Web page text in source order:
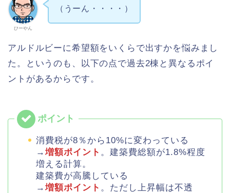
ひーやん
（うーん・・・・）
アルドルビーに希望額をいくらで出すかを悩みまし
た。というのも、以下の点で過去2棟と異なるポイ
ントがあるからです。
消費税が8％から10%に変わっている
→ 増額ポイント 。建築費総額が1.8%程度
増える計算。
建築費が高騰している
→ 増額ポイント 。ただし上昇幅は不透